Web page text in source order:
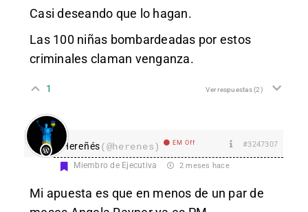
Casi deseando que lo hagan.
Las 100 niñas bombardeadas por estos
criminales claman venganza.
1 Ver respuestas(2)
Hereñés(@herenes) EM Off #3247307
Miembro de Ejecutiva 2 meses hace
Mi apuesta es que en menos de un par de